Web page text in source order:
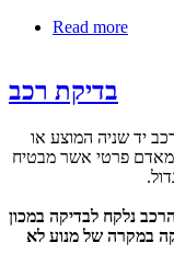
Read more
בדיקת רכב
יד שניה המוצע או
מאדם פרטי אשר מבטיח
נלקח לבדיקה במכון
במקרה של מנוע לא